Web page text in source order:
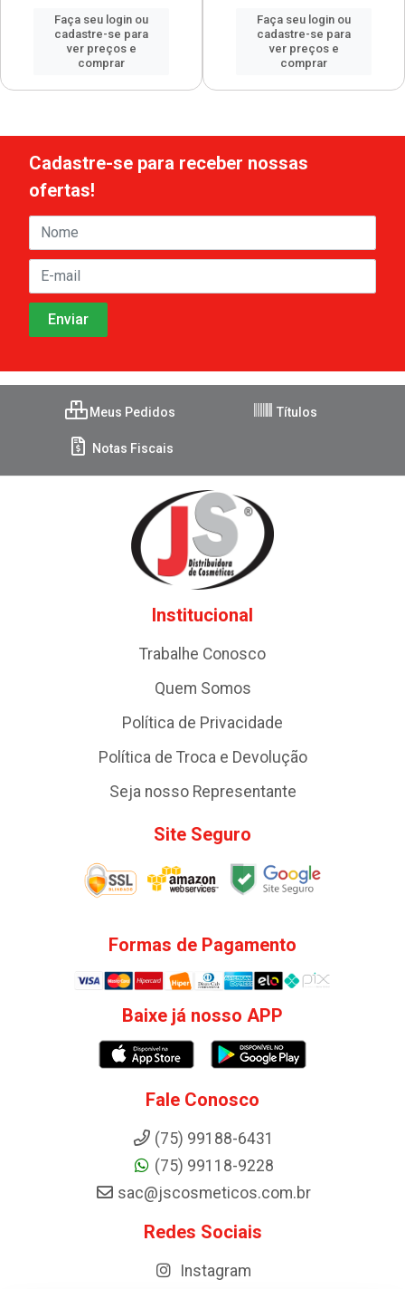
Faça seu login ou
cadastre-se para
ver preços e
comprar
Faça seu login ou
cadastre-se para
ver preços e
comprar
Cadastre-se para receber nossas
ofertas!
Meus Pedidos Títulos
Notas Fiscais
Institucional
Trabalhe Conosco
Quem Somos
Política de Privacidade
Política de Troca e Devolução
Seja nosso Representante
Site Seguro
Formas de Pagamento
Baixe já nosso APP
Fale Conosco
(75) 99188-6431
(75) 99118-9228
sac@jscosmeticos.com.br
Redes Sociais
Instagram